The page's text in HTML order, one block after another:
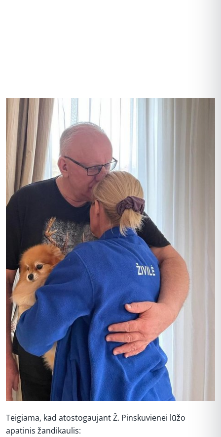
Teigiama, kad atostogaujant Ž. Pinskuvienei lūžo
apatinis žandikaulis: